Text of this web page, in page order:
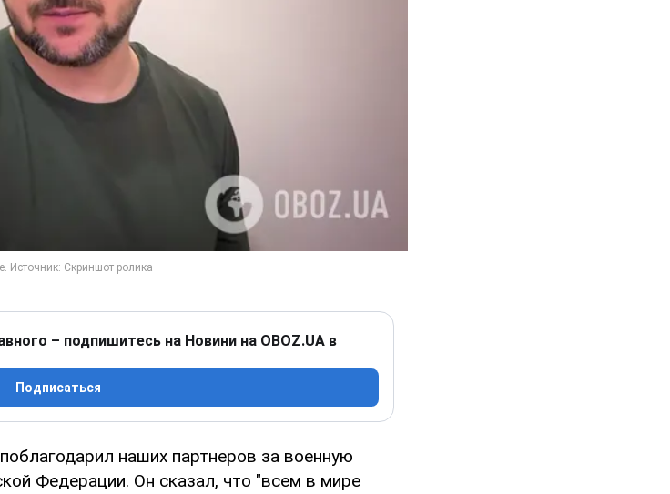
– подпишитесь на Новини на OBOZ.UA в
Подписаться
поблагодарил наших партнеров за военную
Федерации. Он сказал, что "всем в мире